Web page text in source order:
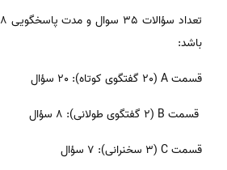
باشد:
قسمت A (20 گفتگوی کوتاه): 20 سؤال
قسمت B (2 گفتگوی طولانی): 8 سؤال
قسمت C (3 سخنرانی): 7 سؤال